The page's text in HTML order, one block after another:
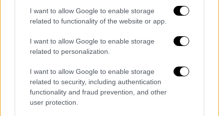
I want to allow Google to enable storage
related to functionality of the website or app.
I want to allow Google to enable storage
related to personalization.
I want to allow Google to enable storage
related to security, including authentication
functionality and fraud prevention, and other
user protection.
Πλεύση Ελευθερίας, που τον Ιανουάριο
συγκέντρωνε 5,4% και πλέον ανεβαίνει στο
13,1%. Επισημαίνεται, ότι από τη
δημοσκόπηση προκύπτει πως οι πολίτες
Ελευθερίας, όσο και τηνΕλληνική Λύσηως
κόμματα διαμαρτυρίας.
Παράλληλα, σε ποσοστό 70,2% οι πολίτες